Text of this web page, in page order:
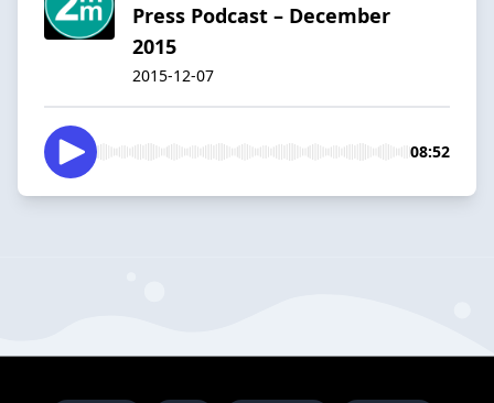
Press Podcast – December
2015
2015-12-07
08:52